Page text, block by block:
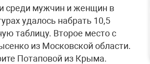
среди мужчин и женщин в
удалось набрать 10,5
таблицу. Второе место с
из Московской области.
Потаповой из Крыма.